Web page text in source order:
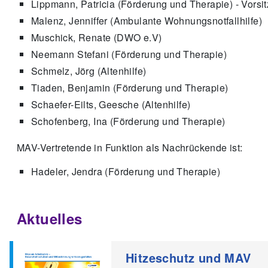
Lippmann, Patricia (Förderung und Therapie) -
Malenz, Jenniffer (Ambulante Wohnungsnotfallhilfe)
Muschick, Renate (DWO e.V)
Neemann Stefani (Förderung und Therapie)
Schmelz, Jörg (Altenhilfe)
Tiaden, Benjamin (Förderung und Therapie)
Schaefer-Eilts, Geesche (Altenhilfe)
Schofenberg, Ina (Förderung und Therapie)
MAV-Vertretende in Funktion als Nachrückende ist:
Hadeler, Jendra (Förderung und Therapie)
Aktuelles
Hitzeschutz und MAV